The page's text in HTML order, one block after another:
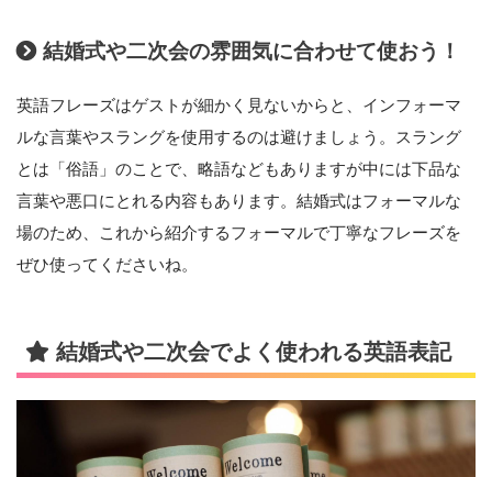
結婚式や二次会の雰囲気に合わせて使おう！
英語フレーズはゲストが細かく見ないからと、インフォーマ
ルな言葉やスラングを使用するのは避けましょう。スラング
とは「俗語」のことで、略語などもありますが中には下品な
言葉や悪口にとれる内容もあります。結婚式はフォーマルな
場のため、これから紹介するフォーマルで丁寧なフレーズを
ぜひ使ってくださいね。
結婚式や二次会でよく使われる英語表記